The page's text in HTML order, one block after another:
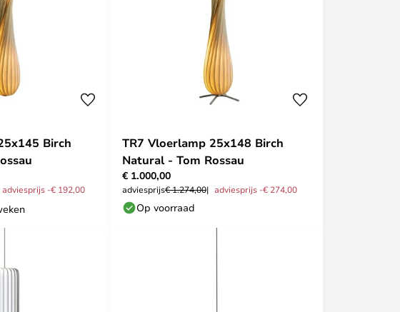
Birch
adviesprijs -€ 192,00
TR7 Vloerlamp 25x148 Birch
Natural - Tom Rossau
€ 1.000,00
adviesprijs€ 1.274,00 adviesprijs -€ 274,00
Op voorraad